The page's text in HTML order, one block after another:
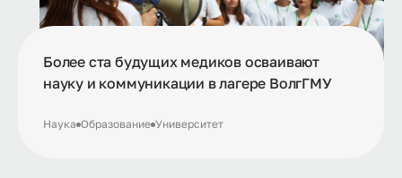
Более ста будущих медиков осваивают
науку и коммуникации в лагере ВолгГМУ
Наука Образование Университет